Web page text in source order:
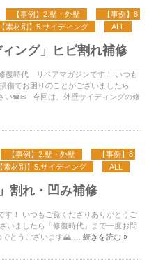
【事例】2.壁・外壁
【事例】8.
【素材別】5.サイディング ALL
ィング」ヒビ割れ補修
復時代 リペアマガジンです！ いつも
傷でお困りのことがございましたら
い☎✉ 今回は、外壁サイディングの修
【事例】2.壁・外壁
【事例】8.
【素材別】5.サイディング ALL
割れ・凹み補修
！ いつもご覧くださりありがとうご
いましたら「修復時代」まで一度お問
とうございます🌄 …続きを読む »